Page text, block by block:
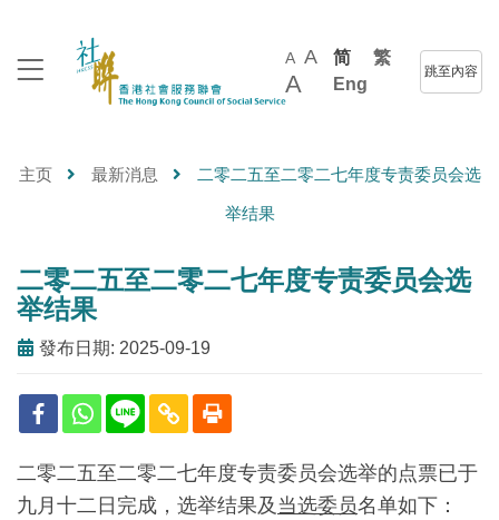
A A
A
简
繁
Eng
跳至內容
主页 最新消息 二零二五至二零二七年度专责委员会选
举结果
二零二五至二零二七年度专责委员会选
举结果
發布日期: 2025-09-19
二零二五至二零二七年度专责委员会选举的点票已于
九月十二日完成，选举结果及 当选委员名单如下：